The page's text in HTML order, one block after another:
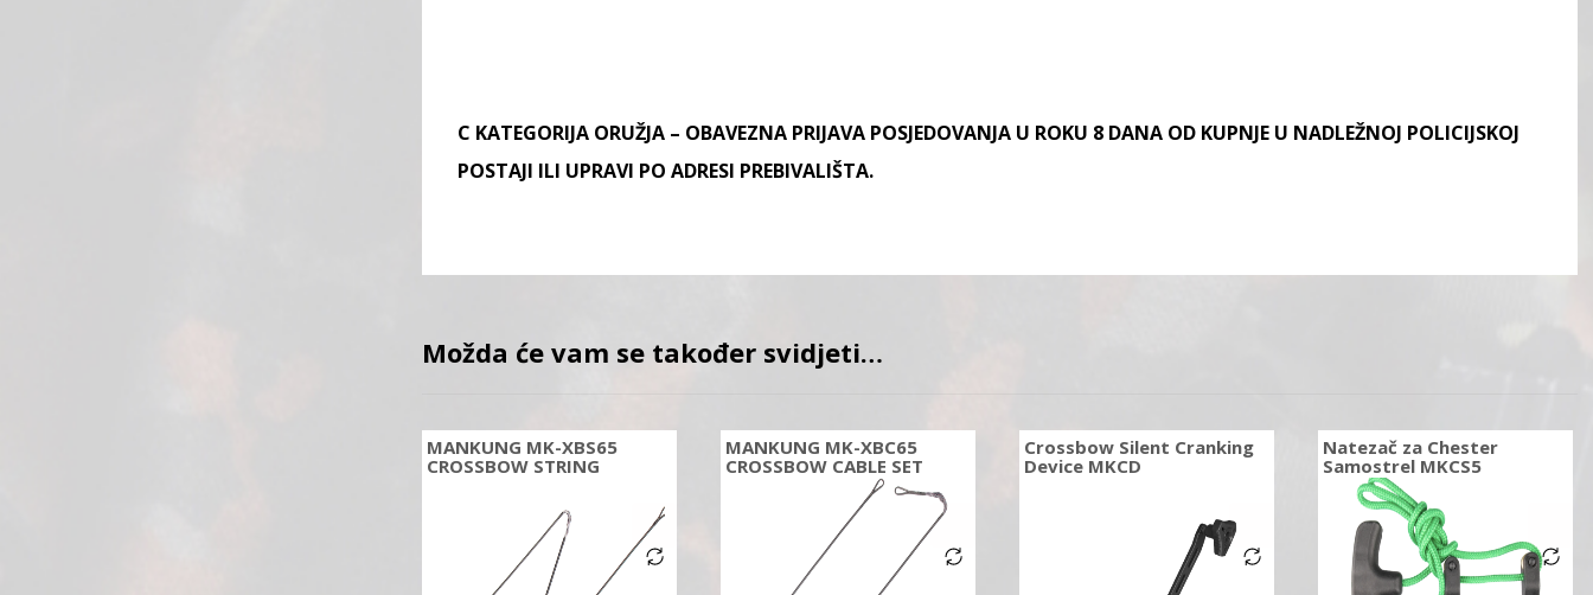
C KATEGORIJA ORUŽJA – OBAVEZNA PRIJAVA POSJEDOVANJA U ROKU 8 DANA OD KUPNJE U NADLEŽNOJ POLICIJSKOJ
POSTAJI ILI UPRAVI PO ADRESI PREBIVALIŠTA.
Možda će vam se također svidjeti…
MANKUNG MK-XBS65
CROSSBOW STRING
MANKUNG MK-XBC65
CROSSBOW CABLE SET
Crossbow Silent Cranking
Device MKCD
Natezač za Chester
Samostrel MKCS5